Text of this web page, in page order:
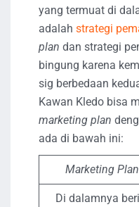
yang termuat di
adalah strategi
plan dan strategi
bingung karena
sig berbedaan
Kawan Kledo bisa
marketing plan
ada di bawah ini:
Marketing Plan
Di dalamnya